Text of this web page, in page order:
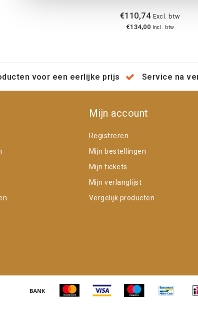
€110,74 Excl. btw
€134,00 Incl. btw
voor een eerlijke prijs Service na
Mijn account
Registreren
Mijn bestellingen
Mijn tickets
Mijn verlanglijst
Vergelijk producten